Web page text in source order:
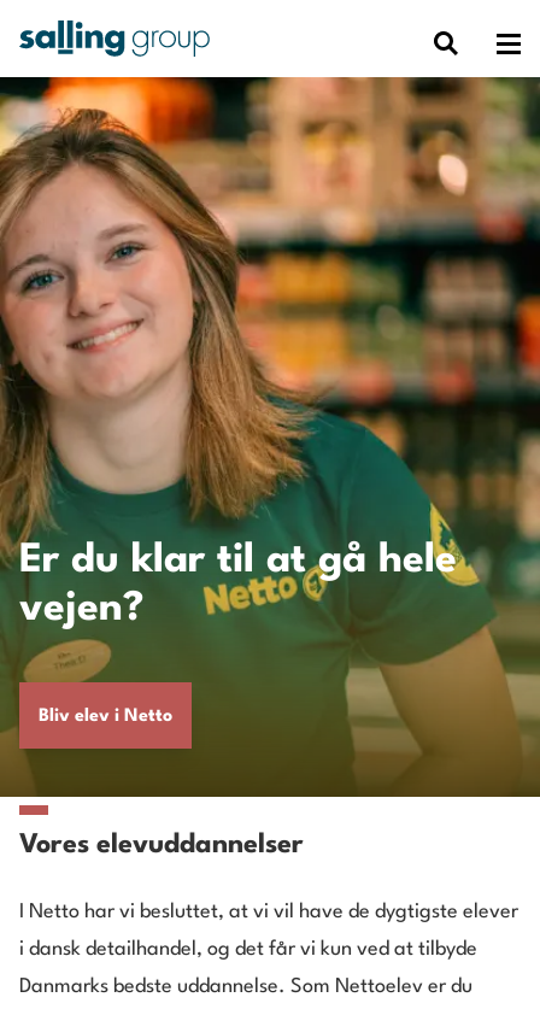
Er du klar til at gå hele
vejen?
Bliv elev i Netto
Vores elevuddannelser
I Netto har vi besluttet, at vi vil have de dygtigste elever
i dansk detailhandel, og det får vi kun ved at tilbyde
Danmarks bedste uddannelse. Som Nettoelev er du